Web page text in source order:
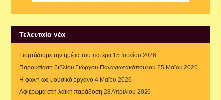
Τελευταία νέα
Γιορτάζουμε την ημέρα του πατέρα 15 Ιουνίου 2026
Παρουσίαση βιβλίου Γιώργου Παναγιωτακόπουλου 25 Μαΐου 2026
Η φωνή ως μουσικό όργανο 4 Μαΐου 2026
Αφιέρωμα στη λαϊκή παράδοση 28 Απριλίου 2026